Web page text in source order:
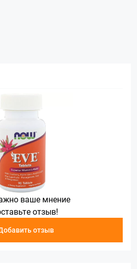
ваше мнение
отзыв!
отзыв